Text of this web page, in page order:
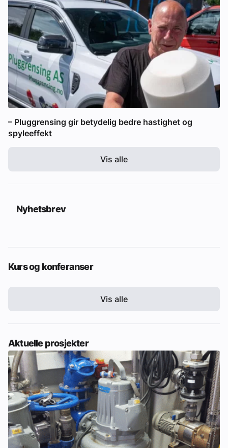
– Pluggrensing gir betydelig bedre hastighet og
spyleeffekt
Vis alle
Nyhetsbrev
Kurs og konferanser
Vis alle
Aktuelle prosjekter